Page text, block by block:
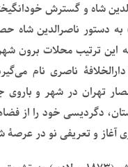
شاه و گسترش
۱۲۵۰ ه. ش (۱۲۸۸ ه. ق) به دستور
ترتیب محلات برون
دارالخلافۀ ناصری نام
تهران در شهر و باروی
دگردیسی خود را
و تعریفی نو در عرصۀ